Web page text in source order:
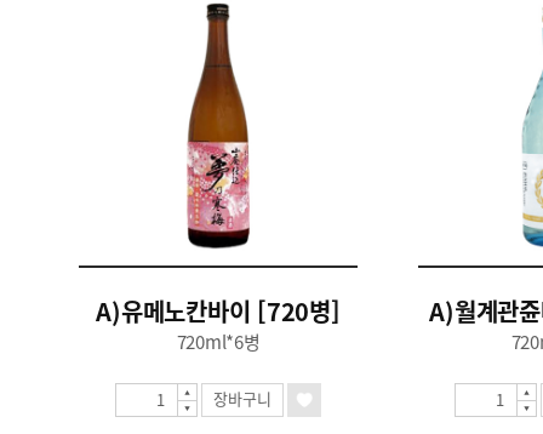
A)유메노칸바이 [720병]
720ml*6병
장바구니
A)월계관